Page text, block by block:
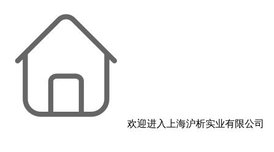
欢迎进入上海沪析实业有限公司